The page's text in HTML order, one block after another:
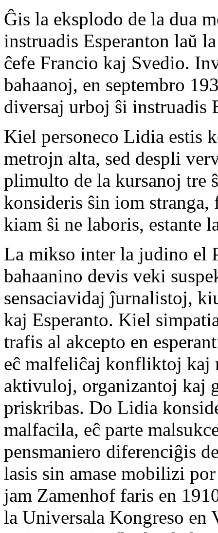
Ĝis la eksplodo de la dua
instruadis Esperanton laŭ
ĉefe Francio kaj Svedio.
bahaanoj, en septembro
diversaj urboj ŝi instruadis
Kiel personeco Lidia estis
metrojn alta, sed despli
plimulto de la kursanoj tre
konsideris ŝin iom
kiam ŝi ne laboris, estante
La mikso inter la judino el
bahaanino devis veki
sensaciavidaj ĵurnalistoj,
kaj Esperanto. Kiel
trafis al akcepto en
eĉ malfeliĉaj konfliktoj kaj
aktivuloj, organizantoj kaj
priskribas. Do Lidia
malfacila, eĉ parte
pensmaniero diferenciĝis
lasis sin amase mobilizi
jam Zamenhof faris en
la Universala Kongreso